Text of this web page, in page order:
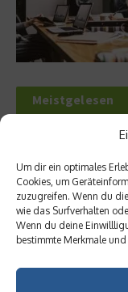
Um dir ein optimales
Cookies, um
zuzugreifen. Wenn du
wie das Surfverhalten
Wenn du deine
bestimmte Merkmale
Meistgelesen